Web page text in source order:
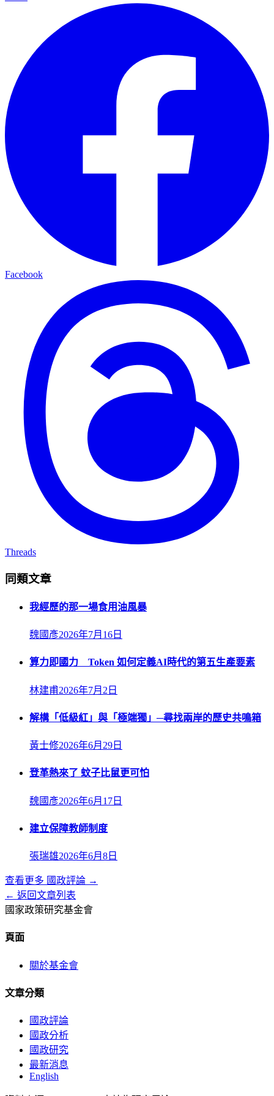
Facebook
Threads
同類文章
我經歷的那一場食用油風暴
魏國彥2026年7月16日
算力即國力 Token 如何定義AI時代的第五生產要素
林建甫2026年7月2日
解構「低級紅」與「極端獨」─尋找兩岸的歷史共鳴箱
黃士修2026年6月29日
登革熱來了 蚊子比鼠更可怕
魏國彥2026年6月17日
建立保障教師制度
張瑞雄2026年6月8日
查看更多 國政評論 →
← 返回文章列表
國家政策研究基金會
頁面
關於基金會
文章分類
國政評論
國政分析
國政研究
最新消息
English